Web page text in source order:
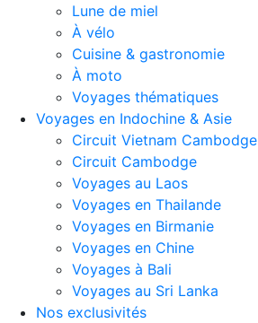
Lune de miel
À vélo
Cuisine & gastronomie
À moto
Voyages thématiques
Voyages en Indochine & Asie
Circuit Vietnam Cambodge
Circuit Cambodge
Voyages au Laos
Voyages en Thailande
Voyages en Birmanie
Voyages en Chine
Voyages à Bali
Voyages au Sri Lanka
Nos exclusivités